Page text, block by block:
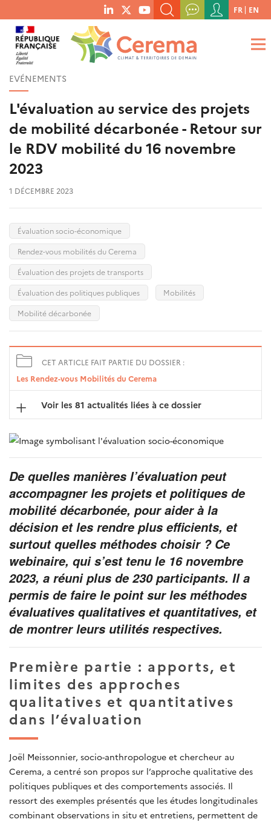
menu
social
links
RECHERCHER UN MOT-CLÉ, UNE PUBLICATION, ETC.
QUE RECHERCHEZ-VOUS ?
Menu
du
compte
de
FR EN
EVÉNEMENTS
L'évaluation au service des projets
de mobilité décarbonée - Retour sur
le RDV mobilité du 16 novembre
2023
1 DÉCEMBRE 2023
Évaluation socio-économique
Rendez-vous mobilités du Cerema
Évaluation des projets de transports
Évaluation des politiques publiques
Mobilités
Mobilité décarbonée
CET ARTICLE FAIT PARTIE DU DOSSIER :
Les Rendez-vous Mobilités du Cerema
Voir les 81 actualités liées à ce dossier
De quelles manières l’évaluation peut
accompagner les projets et politiques de
mobilité décarbonée, pour aider à la
décision et les rendre plus efficients, et
surtout quelles méthodes choisir ? Ce
webinaire, qui s’est tenu le 16 novembre
2023, a réuni plus de 230 participants. Il a
permis de faire le point sur les méthodes
évaluatives qualitatives et quantitatives, et
de montrer leurs utilités respectives.
Première partie : apports, et
limites des approches
qualitatives et quantitatives
dans l’évaluation
Joël Meissonnier, socio-anthropologue et chercheur au
Cerema, a centré son propos sur l’approche qualitative des
politiques publiques et des comportements associés. Il
ressort des exemples présentés que les études longitudinales
combinant observations in situ et entretiens, permettent de